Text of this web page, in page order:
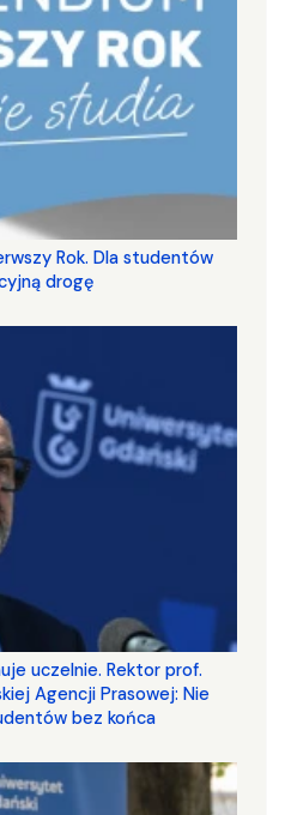
Rok. Dla studentów
drogę
uczelnie. Rektor prof.
Agencji Prasowej: Nie
bez końca